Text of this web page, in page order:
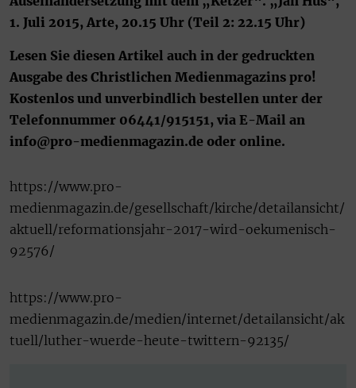
1. Juli 2015, Arte, 20.15 Uhr (Teil 2: 22.15 Uhr)
Lesen Sie diesen Artikel auch in der gedruckten
Ausgabe des Christlichen Medienmagazins pro!
Kostenlos und unverbindlich bestellen unter der
Telefonnummer 06441/915151, via E-Mail an
info@pro-medienmagazin.de oder online.
https://www.pro-
medienmagazin.de/gesellschaft/kirche/detailansicht/
aktuell/reformationsjahr-2017-wird-oekumenisch-
92576/
https://www.pro-
medienmagazin.de/medien/internet/detailansicht/ak
tuell/luther-wuerde-heute-twittern-92135/